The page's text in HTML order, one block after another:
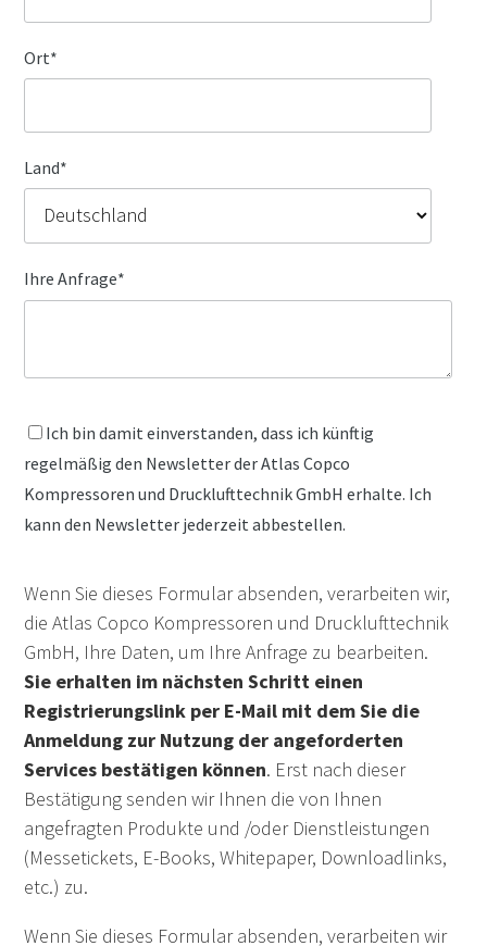
Ort*
Land*
Ihre Anfrage*
Ich bin damit einverstanden, dass ich künftig
regelmäßig den Newsletter der Atlas Copco
Kompressoren und Drucklufttechnik GmbH erhalte. Ich
kann den Newsletter jederzeit abbestellen.
Wenn Sie dieses Formular absenden, verarbeiten wir,
die Atlas Copco Kompressoren und Drucklufttechnik
GmbH, Ihre Daten, um Ihre Anfrage zu bearbeiten.
Sie erhalten im nächsten Schritt einen
Registrierungslink per E-Mail mit dem Sie die
Anmeldung zur Nutzung der angeforderten
Services bestätigen können. Erst nach dieser
Bestätigung senden wir Ihnen die von Ihnen
angefragten Produkte und /oder Dienstleistungen
(Messetickets, E-Books, Whitepaper, Downloadlinks,
etc.) zu.
Wenn Sie dieses Formular absenden, verarbeiten wir